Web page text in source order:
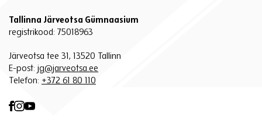
Tallinna Järveotsa Gümnaasium
registrikood: 75018963
Järveotsa tee 31, 13520 Tallinn
E-post: jg@jarveotsa.ee
Telefon: +372 61 80 110